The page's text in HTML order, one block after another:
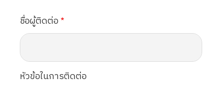
ชื่อผู้ติดต่อ
หัวข้อในการติดต่อ